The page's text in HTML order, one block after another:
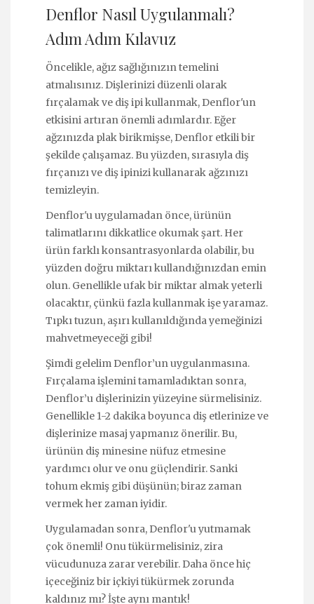
Denflor Nasıl Uygulanmalı?
Adım Adım Kılavuz
Öncelikle, ağız sağlığınızın temelini
atmalısınız. Dişlerinizi düzenli olarak
fırçalamak ve diş ipi kullanmak, Denflor'un
etkisini artıran önemli adımlardır. Eğer
ağzınızda plak birikmişse, Denflor etkili bir
şekilde çalışamaz. Bu yüzden, sırasıyla diş
fırçanızı ve diş ipinizi kullanarak ağzınızı
temizleyin.
Denflor'u uygulamadan önce, ürünün
talimatlarını dikkatlice okumak şart. Her
ürün farklı konsantrasyonlarda olabilir, bu
yüzden doğru miktarı kullandığınızdan emin
olun. Genellikle ufak bir miktar almak yeterli
olacaktır, çünkü fazla kullanmak işe yaramaz.
Tıpkı tuzun, aşırı kullanıldığında yemeğinizi
mahvetmeyeceği gibi!
Şimdi gelelim Denflor’un uygulanmasına.
Fırçalama işlemini tamamladıktan sonra,
Denflor’u dişlerinizin yüzeyine sürmelisiniz.
Genellikle 1-2 dakika boyunca diş etlerinize ve
dişlerinize masaj yapmanız önerilir. Bu,
ürünün diş minesine nüfuz etmesine
yardımcı olur ve onu güçlendirir. Sanki
tohum ekmiş gibi düşünün; biraz zaman
vermek her zaman iyidir.
Uygulamadan sonra, Denflor'u yutmamak
çok önemli! Onu tükürmelisiniz, zira
vücudunuza zarar verebilir. Daha önce hiç
içeceğiniz bir içkiyi tükürmek zorunda
kaldınız mı? İşte aynı mantık!